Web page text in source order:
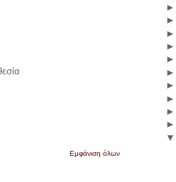
Εμφάνιση όλων
►
►
►
►
►
►
►
►
►
►
▼